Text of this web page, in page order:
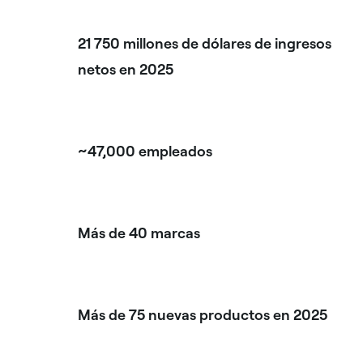
21 750 millones de dólares de ingresos
netos en 2025
~47,000 empleados
Más de 40 marcas
Más de 75 nuevas productos en 2025